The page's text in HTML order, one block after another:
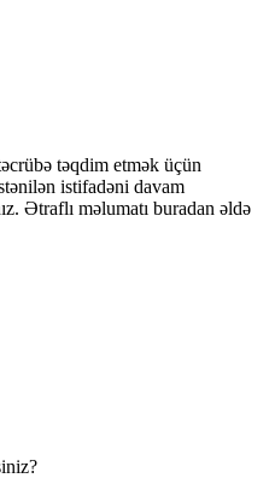
təqdim etmək üçün
istifadəni davam
Ətraflı məlumatı buradan əldə